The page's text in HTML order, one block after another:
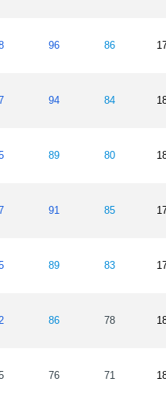
96 86
94 84
89 80
91 85
89 83
86 78
76 71